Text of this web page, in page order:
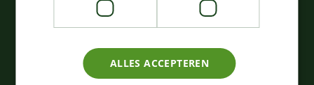
Gardena
rollup m/l wit
202,
Gardena assistcut
111
ALLES ACCEPTEREN